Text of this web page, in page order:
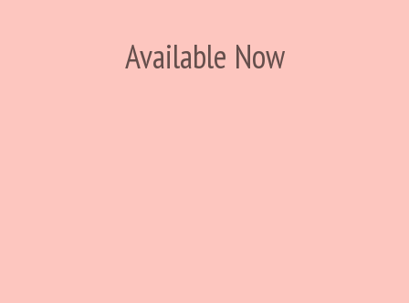
Available Now